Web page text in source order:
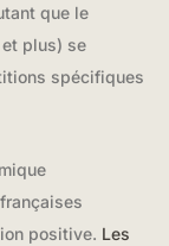
que le
plus) se
spécifiques
positive. Les